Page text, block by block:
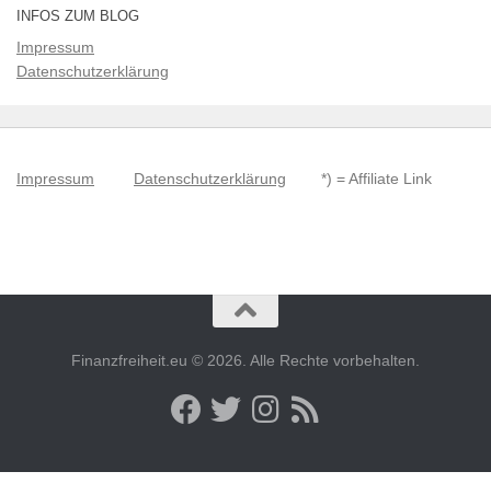
INFOS ZUM BLOG
Impressum
Datenschutzerklärung
Impressum Datenschutzerklärung *) = Affiliate Link
Finanzfreiheit.eu © 2026. Alle Rechte vorbehalten.